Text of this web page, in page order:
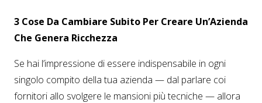
3 Cose Da Cambiare Subito Per Creare Un’Azienda
Che Genera Ricchezza
Se hai l’impressione di essere indispensabile in ogni
singolo compito della tua azienda — dal parlare coi
fornitori allo svolgere le mansioni più tecniche — allora